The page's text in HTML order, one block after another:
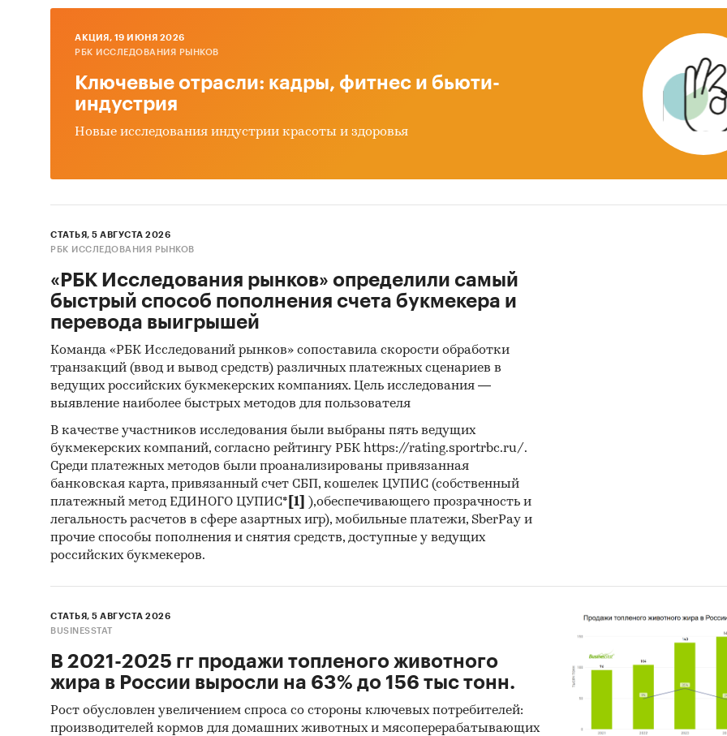
пенсионных фондов в России
Оценка факторов инвестиционной привлекательности
рынка
Прогноз развития рынка негосударственных
фондов до 2030 г.
Источники информации:
Данные налоговой службы РФ
Официальные интернет-порталы правовой
Отчетность эмитентов
Сайты компаний
Региональные и федеральные СМИ
Инсайдерские источники
Специализированные аналитические порталы
Методы:
различных источников, проведение расчетов.
Прогноз ГидМаркет. Современные статистические
прогнозирования с поправкой на мнение экспертов.
Отчет отражает мнение авторов и не является
рекомендацией
AКЦИЯ, 19 ИЮНЯ 2026
РБК ИССЛЕДОВАНИЯ РЫНКОВ
Ключевые отрасли: кадры, фитнес и бьюти-
индустрия
Новые исследования индустрии красоты и здоровья
СТАТЬЯ, 5 АВГУСТА 2026
РБК ИССЛЕДОВАНИЯ РЫНКОВ
«РБК Исследования рынков» определили самый
быстрый способ пополнения счета букмекера и
перевода выигрышей
Команда «РБК Исследований рынков» сопоставила скорости обработки
транзакций (ввод и вывод средств) различных платежных сценариев в
ведущих российских букмекерских компаниях. Цель исследования —
выявление наиболее быстрых методов для пользователя
В качестве участников исследования были выбраны пять ведущих
букмекерских компаний, согласно рейтингу РБК https://rating.sportrbc.ru/.
Среди платежных методов были проанализированы привязанная
банковская карта, привязанный счет СБП, кошелек ЦУПИС (собственный
платежный метод ЕДИНОГО ЦУПИС* [1]
),обеспечивающего прозрачность и
легальность расчетов в сфере азартных игр), мобильные платежи, SberPay и
прочие способы пополнения и снятия средств, доступные у ведущих
российских букмекеров.
СТАТЬЯ, 5 АВГУСТА 2026
BUSINESSTAT
В 2021-2025 гг продажи топленого животного
жира в России выросли на 63% до 156 тыс тонн.
Рост обусловлен увеличением спроса со стороны ключевых потребителей:
производителей кормов для домашних животных и мясоперерабатывающих